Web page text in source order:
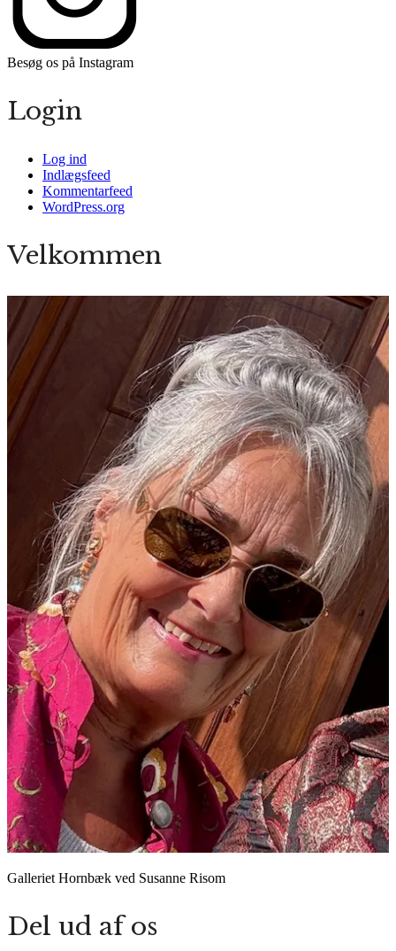
Besøg os på Instagram
Login
Log ind
Indlægsfeed
Kommentarfeed
WordPress.org
Velkommen
Galleriet Hornbæk ved Susanne Risom
Del ud af os